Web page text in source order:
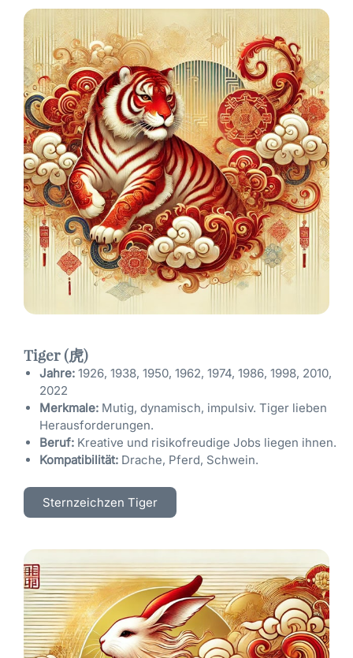
Tiger (虎)
Jahre: 1926, 1938, 1950, 1962, 1974, 1986, 1998, 2010,
2022
Merkmale: Mutig, dynamisch, impulsiv. Tiger lieben
Herausforderungen.
Beruf: Kreative und risikofreudige Jobs liegen ihnen.
Kompatibilität: Drache, Pferd, Schwein.
Sternzeichzen Tiger